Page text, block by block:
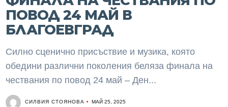
ПОВОД 24 МАЙ В
БЛАГОЕВГРАД
Силно сценично присъствие и музика, която
обедини различни поколения беляза финала на
чествания по повод 24 май – Ден...
СИЛВИЯ СТОЯНОВА МАЙ 25, 2025